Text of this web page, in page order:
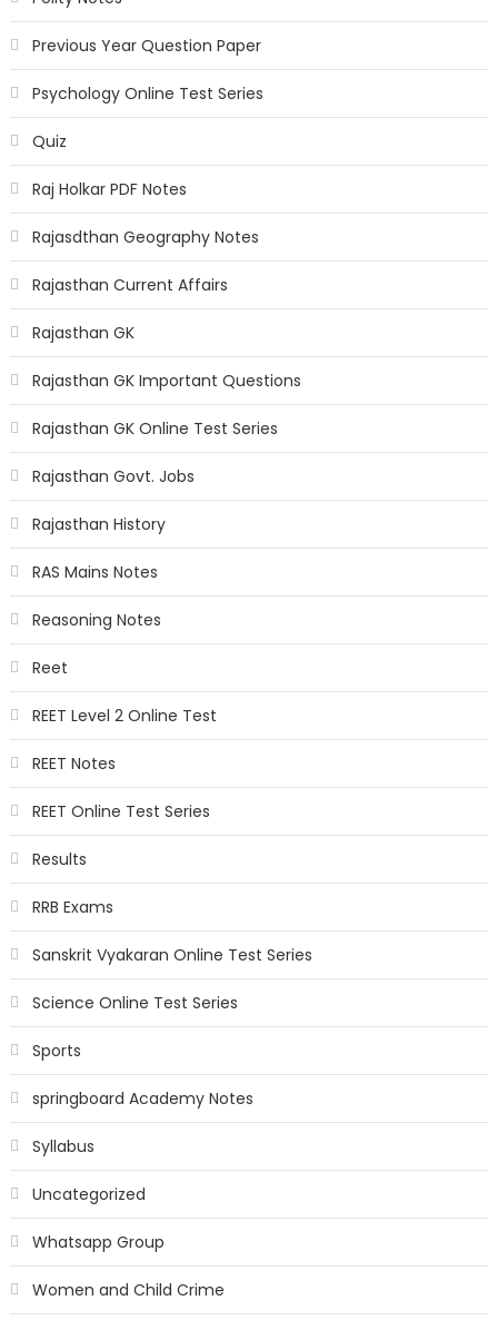
Previous Year Question Paper
Psychology Online Test Series
Quiz
Raj Holkar PDF Notes
Rajasdthan Geography Notes
Rajasthan Current Affairs
Rajasthan GK
Rajasthan GK Important Questions
Rajasthan GK Online Test Series
Rajasthan Govt. Jobs
Rajasthan History
RAS Mains Notes
Reasoning Notes
Reet
REET Level 2 Online Test
REET Notes
REET Online Test Series
Results
RRB Exams
Sanskrit Vyakaran Online Test Series
Science Online Test Series
Sports
springboard Academy Notes
Syllabus
Uncategorized
Whatsapp Group
Women and Child Crime